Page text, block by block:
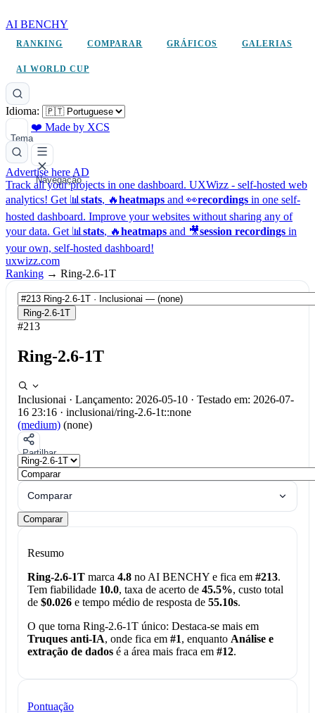
AI BENCHY
RANKING COMPARAR GRÁFICOS GALERIAS
AI WORLD CUP
Idioma:
Tema
❤️ Made by XCS
Navegação
Advertise here AD
Track all your projects in one dashboard. UXWizz - self-hosted web
analytics! Get 📊 stats, 🔥heatmaps and 👀recordings in one self-
hosted dashboard. Improve your websites without sharing any of
your data. Get 📊 stats, 🔥heatmaps and 🎥session recordings in
your own, self-hosted dashboard!
uxwizz.com
Ranking → Ring-2.6-1T
Ring-2.6-1T
#213
Ring-2.6-1T
Inclusionai · Lançamento: 2026-05-10 · Testado em: 2026-07-
16 23:16 · inclusionai/ring-2.6-1t::none
(medium) (none)
Partilhar
Comparar
Comparar
Resumo
Ring-2.6-1Tmarca 4.8no AI BENCHY e fica em #213.
Tem fiabilidade 10.0, taxa de acerto de 45.5%, custo total
de $0.026e tempo médio de resposta de 55.10s.
O que torna Ring-2.6-1T único: Destaca-se mais em
Truques anti-IA, onde fica em #1, enquanto Análise e
extração de dadosé a área mais fraca em #12.
Pontuação